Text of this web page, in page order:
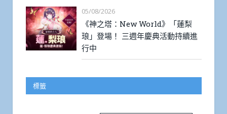
05/08/2026
《神之塔：New World》「蓮梨
琅」登場！ 三週年慶典活動持續進
行中
標籤